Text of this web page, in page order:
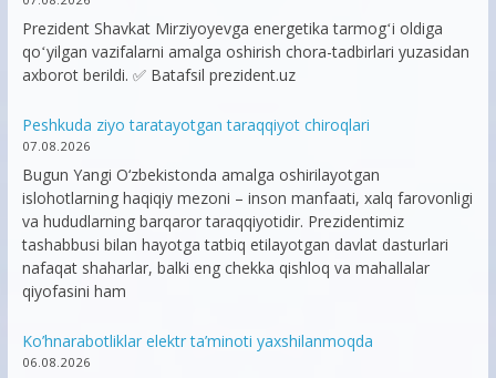
Prezident Shavkat Mirziyoyevga energetika tarmogʻi oldiga
qoʻyilgan vazifalarni amalga oshirish chora-tadbirlari yuzasidan
axborot berildi. ✅ Batafsil prezident.uz
Peshkuda ziyo taratayotgan taraqqiyot chiroqlari
07.08.2026
Bugun Yangi O‘zbekistonda amalga oshirilayotgan
islohotlarning haqiqiy mezoni – inson manfaati, xalq farovonligi
va hududlarning barqaror taraqqiyotidir. Prezidentimiz
tashabbusi bilan hayotga tatbiq etilayotgan davlat dasturlari
nafaqat shaharlar, balki eng chekka qishloq va mahallalar
qiyofasini ham
Ko’hnarabotliklar elektr ta’minoti yaxshilanmoqda
06.08.2026